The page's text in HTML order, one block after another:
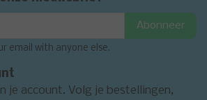
Abonneer
email with anyone else.
je account. Volg je bestellingen,